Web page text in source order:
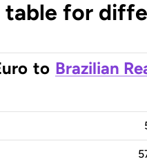
table for
to Brazilian